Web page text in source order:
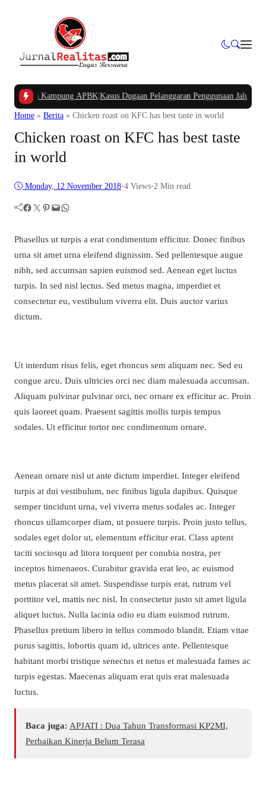
Kampung APBK|Kasus Dugaan Pelanggaran Penggunaan Jalur Utilitas
Home » Berita » Chicken roast on KFC has best taste in world
Chicken roast on KFC has best taste
in world
Monday, 12 November 2018•4 Views•2 Min read
Facebook Twitter Pinterest Mail WhatsApp
Phasellus ut turpis a erat condimentum efficitur. Donec finibus
urna sit amet urna eleifend dignissim. Sed pellentesque augue
nibh, sed accumsan sapien euismod sed. Aenean eget luctus
turpis. In sed nisl lectus. Sed metus magna, imperdiet et
consectetur eu, vestibulum viverra elit. Duis auctor varius
dictum.
Ut interdum risus felis, eget rhoncus sem aliquam nec. Sed eu
congue arcu. Duis ultricies orci nec diam malesuada accumsan.
Aliquam pulvinar pulvinar orci, nec ornare ex efficitur ac. Proin
quis laoreet quam. Praesent sagittis mollis turpis tempus
sodales. Ut efficitur tortor nec condimentum ornare.
Aenean ornare nisl ut ante dictum imperdiet. Integer eleifend
turpis at dui vestibulum, nec finibus ligula dapibus. Quisque
semper tincidunt urna, vel viverra metus sodales ac. Integer
rhoncus ullamcorper diam, ut posuere turpis. Proin justo tellus,
sodales eget dolor ut, elementum efficitur erat. Class aptent
taciti sociosqu ad litora torquent per conubia nostra, per
inceptos himenaeos. Curabitur gravida erat leo, ac euismod
metus placerat sit amet. Suspendisse turpis erat, rutrum vel
porttitor vel, mattis nec nisl. In consectetur justo sit amet ligula
aliquet luctus. Nulla lacinia odio eu diam euismod rutrum.
Phasellus pretium libero in tellus commodo blandit. Etiam vitae
purus sagittis, lobortis quam id, ultrices ante. Pellentesque
habitant morbi tristique senectus et netus et malesuada fames ac
turpis egestas. Maecenas aliquam erat quis erat malesuada
luctus.
Baca juga: APJATI : Dua Tahun Transformasi KP2MI,
Perbaikan Kinerja Belum Terasa